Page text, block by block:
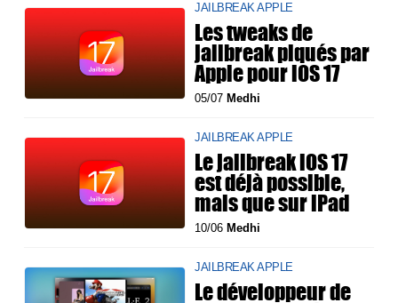
JAILBREAK APPLE
Les tweaks de
jailbreak piqués par
Apple pour iOS 17
05/07 Medhi
JAILBREAK APPLE
Le jailbreak iOS 17
est déjà possible,
mais que sur iPad
10/06 Medhi
JAILBREAK APPLE
Le développeur de